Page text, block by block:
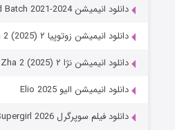
دانلود انیمیشن Star Wars: The Bad Batch 2021-2024
دانلود انیمیشن زوتوپیا ۲ Zootopia 2 (2025)
دانلود انیمیشن نژا ۲ Ne Zha 2 (2025)
دانلود انیمیشن الیو Elio 2025
دانلود فیلم سوپرگرل Supergirl 2026